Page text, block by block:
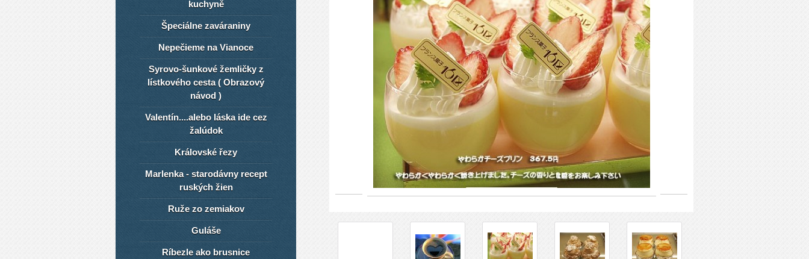
kuchyně
Špeciálne zaváraniny
Nepečieme na Vianoce
Syrovo-šunkové žemličky z
lístkového cesta ( Obrazový
návod )
Valentín....alebo láska ide cez
žalúdok
Královské řezy
Marlenka - starodávny recept
ruských žien
Ruže zo zemiakov
Guláše
Ríbezle ako brusnice